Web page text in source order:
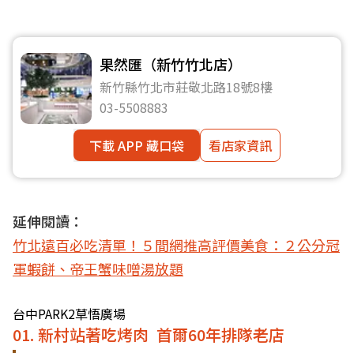
果然匯（新竹竹北店）
新竹縣竹北市莊敬北路18號8樓
03-5508883
下載 APP 藏口袋
看店家資訊
延伸閱讀：
竹北遠百必吃清單！５間網推高評價美食：２公分冠
軍蝦餅、帝王蟹味噌湯放題
台中PARK2草悟廣場
01. 新村站著吃烤肉 首爾60年排隊老店